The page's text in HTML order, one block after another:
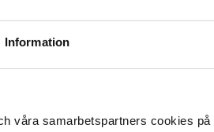
Information
våra samarbetspartners cookies